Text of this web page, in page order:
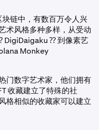
块链中，有数百万令人兴
术风格多种多样，从受动
DigiDaigaku ⁇ 到像素艺
Monkey
门数字艺术家，他们拥有
收藏建立了特殊的社
格相似的收藏家可以建立